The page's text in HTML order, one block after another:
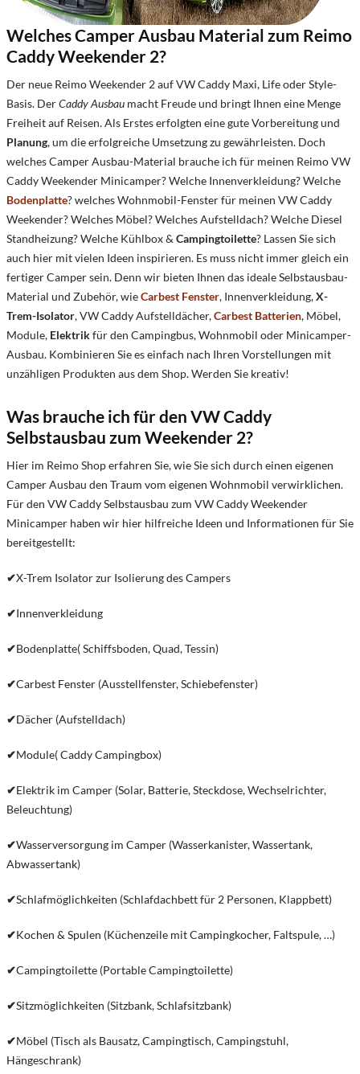
Welches Camper Ausbau Material zum Reimo
Caddy Weekender 2?
Der neue Reimo Weekender 2 auf VW Caddy Maxi, Life oder Style-
Basis. DerCaddy Ausbau macht Freude und bringt Ihnen eine Menge
Freiheit auf Reisen. Als Erstes erfolgten eine gute Vorbereitung und
Planung, um die erfolgreiche Umsetzung zu gewährleisten. Doch
welches Camper Ausbau-Material brauche ich für meinen Reimo VW
Caddy Weekender Minicamper? Welche Innenverkleidung? Welche
Bodenplatte? welches Wohnmobil-Fenster für meinen VW Caddy
Weekender? Welches Möbel? Welches Aufstelldach? Welche Diesel
Standheizung? Welche Kühlbox & Campingtoilette? Lassen Sie sich
auch hier mit vielen Ideen inspirieren. Es muss nicht immer gleich ein
fertiger Camper sein. Denn wir bieten Ihnen das ideale Selbstausbau-
Material und Zubehör, wieCarbest Fenster, Innenverkleidung,X-
Trem-Isolator, VW Caddy Aufstelldächer,Carbest Batterien, Möbel,
Module, Elektrikfür den Campingbus, Wohnmobil oder Minicamper-
Ausbau. Kombinieren Sie es einfach nach Ihren Vorstellungen mit
unzähligen Produkten aus dem Shop. Werden Sie kreativ!
Was brauche ich für den VW Caddy
Selbstausbau zum Weekender 2?
Hier im Reimo Shop erfahren Sie, wie Sie sich durch einen eigenen
Camper Ausbau den Traum vom eigenen Wohnmobil verwirklichen.
Für den VW Caddy Selbstausbau zum VW Caddy Weekender
Minicamper haben wir hier hilfreiche Ideen und Informationen für Sie
bereitgestellt:
✔X-Trem Isolator zur Isolierung des Campers
✔Innenverkleidung
✔Bodenplatte( Schiffsboden, Quad, Tessin)
✔Carbest Fenster (Ausstellfenster, Schiebefenster)
✔Dächer (Aufstelldach)
✔Module( Caddy Campingbox)
✔Elektrik im Camper (Solar, Batterie, Steckdose, Wechselrichter,
Beleuchtung)
✔Wasserversorgung im Camper (Wasserkanister, Wassertank,
Abwassertank)
✔Schlafmöglichkeiten (Schlafdachbett für 2 Personen, Klappbett)
✔Kochen & Spulen (Küchenzeile mit Campingkocher, Faltspule, …)
✔Campingtoilette (Portable Campingtoilette)
✔Sitzmöglichkeiten (Sitzbank, Schlafsitzbank)
✔Möbel (Tisch als Bausatz, Campingtisch, Campingstuhl,
Hängeschrank)